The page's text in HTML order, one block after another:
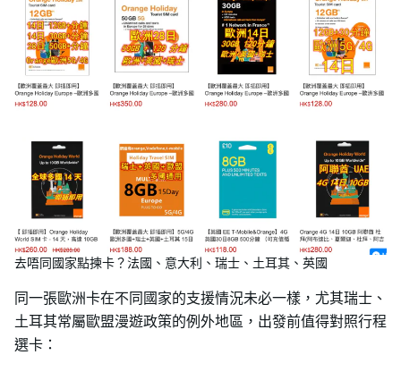
去唔同國家點揀卡？法國、意大利、瑞士、土耳其、英國
同一張歐洲卡在不同國家的支援情況未必一樣，尤其瑞士、
土耳其常屬歐盟漫遊政策的例外地區，出發前值得對照行程
選卡：